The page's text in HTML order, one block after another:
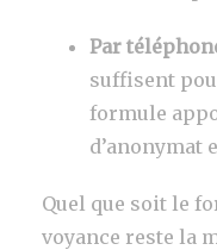
Par
suffisent
formule
d’anonymat
Quel que soit le
voyance reste la